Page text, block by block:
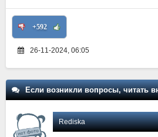
+592
26-11-2024, 06:05
Если возникли вопросы, читать
Rediska